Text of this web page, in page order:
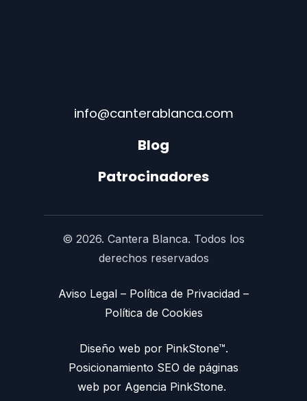
info@canterablanca.com
Blog
Patrocinadores
© 2026. Cantera Blanca. Todos los
derechos reservados
Aviso Legal – Política de Privacidad –
Política de Cookies
Diseño web por PinkStone™.
Posicionamiento SEO de páginas
web por Agencia PinkStone.